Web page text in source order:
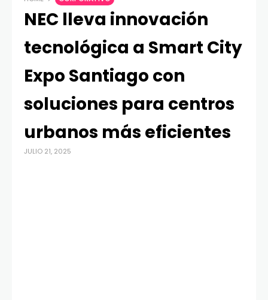
NEC lleva innovación
tecnológica a Smart City
Expo Santiago con
soluciones para centros
urbanos más eficientes
JULIO 21, 2025